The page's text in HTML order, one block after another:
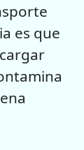
es que